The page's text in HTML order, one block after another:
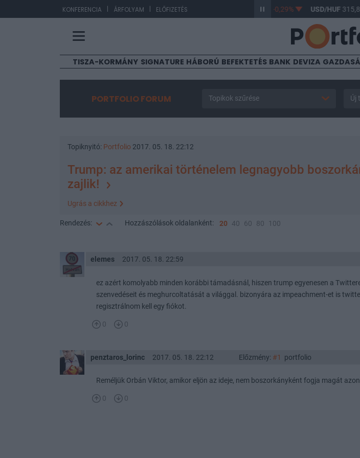
KONFERENCIA | ÁRFOLYAM | ELŐFIZETÉS -0,29% USD/HUF315,82 -
TISZA-KORMÁNY SIGNATURE HÁBORÚ BEFEKTETÉS BANK DEVIZA
PORTFOLIO FORUM Topikok szűrése Új
Topiknyitó: Portfolio 2017. 05. 18. 22:12
Trump: az amerikai történelem legnagyobb
zajlik!
Ugrás a cikkhez
Rendezés: Hozzászólások oldalanként: 20 40 60 80 100
elemes 2017. 05. 18. 22:59
ez azért komolyabb minden korábbi támadásnál, hiszen trump egyenesen a
szenvedéseit és meghurcoltatását a világgal. bizonyára az impeachment-et is
regisztrálnom kell egy fiókot.
0 0
penztaros_lorinc 2017. 05. 18. 22:12 Előzmény: #1 portfolio
Reméljük Orbán Viktor, amikor eljön az ideje, nem boszorkányként fogja magát
0 0